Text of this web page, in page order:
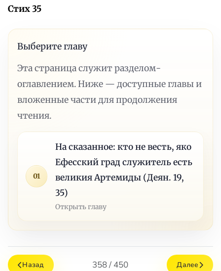
Стих 35
Выберите главу
Эта страница служит разделом-
оглавлением. Ниже — доступные главы и
вложенные части для продолжения
чтения.
01
На сказанное: кто не весть, яко
Ефесский град служитель есть
великия Артемиды (Деян. 19,
35)
Открыть главу
Назад 358 / 450 Далее